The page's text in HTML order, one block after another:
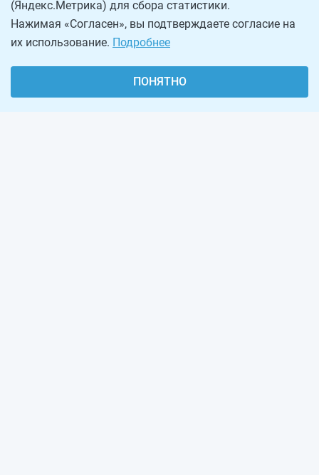
(Яндекс.Метрика) для сбора статистики.
Нажимая «Согласен», вы подтверждаете согласие на
их использование. Подробнее
ПОНЯТНО